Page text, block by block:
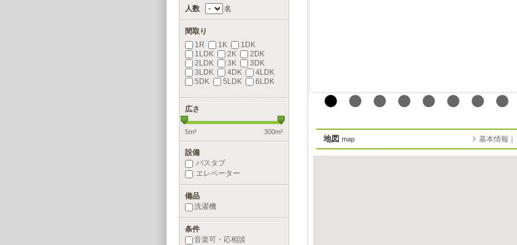
人数 名
間取り
1R
1K
1DK
1LDK
2K
2DK
2LDK
3K
3DK
3LDK
4DK
4LDK
5DK
5LDK 6LDK
広さ
5m² 300m²
設備
バスタブ
エレベーター
備品
洗濯機
条件
音楽可・応相談
地図 map 基本情報 ｜